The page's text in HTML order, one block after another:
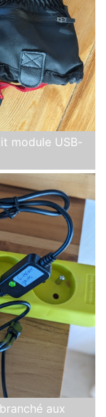
module USB-
aux